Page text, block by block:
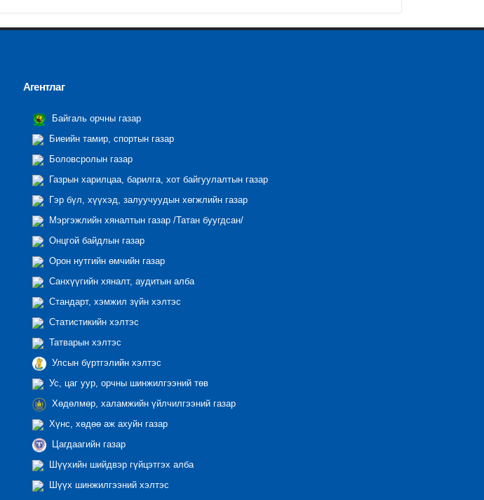
Агентлаг
Байгаль орчны газар
Биеийн тамир, спортын газар
Боловсролын газар
Газрын харилцаа, барилга, хот байгуулалтын газар
Гэр бүл, хүүхэд, залуучуудын хөгжлийн газар
Мэргэжлийн хяналтын газар /Татан буугдсан/
Онцгой байдлын газар
Орон нутгийн өмчийн газар
Санхүүгийн хяналт, аудитын алба
Стандарт, хэмжил зүйн хэлтэс
Статистикийн хэлтэс
Татварын хэлтэс
Улсын бүртгэлийн хэлтэс
Ус, цаг уур, орчны шинжилгээний төв
Хөдөлмөр, халамжийн үйлчилгээний газар
Хүнс, хөдөө аж ахуйн газар
Цагдаагийн газар
Шүүхийн шийдвэр гүйцэтгэх алба
Шүүх шинжилгээний хэлтэс